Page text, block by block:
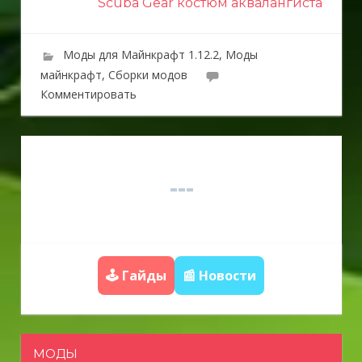
а
ц
и
и
с
Scuba Gear костюм аквалангиста
Моды для Майнкрафт 1.12.2, Моды
майнкрафт, Сборки модов
Комментировать
🕹️ Гайды 📰 Новости
МОДЫ